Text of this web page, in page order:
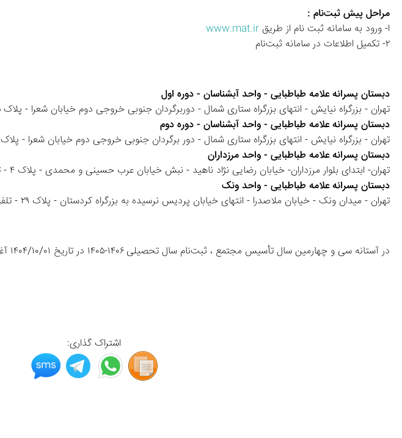
مراحل پیش ثبت‌نام :
ا- ورود به سامانه ثبت نام از طریق www.mat.ir
۲- تکمیل اطلاعات در سامانه ثبت‌نام
دبستان پسرانه علامه طباطبایی - واحد آبشناسان - دوره اول
تهران - بزرگراه نیایش - انتهای بزرگراه ستاری شمال - دوربرگردان جنوبی خروجی دوم خیابان شعرا - پلاک ۱۵ - تلفن : ۴۴۸۳۸۳۲۵-۴۴۸۳۸۳۲۰
دبستان پسرانه علامه طباطبایی - واحد آبشناسان - دوره دوم
تهران - بزرگراه نیایش - انتهای بزرگراه ستاری شمال - دور برگردان جنوبی خروجی دوم خیابان شعرا - پلاک ۱۵/۱ - تلفن : ۴۴۸۴۱۳۳۳ - ۴۴۸۴۱۳۳۲
دبستان پسرانه علامه طباطبایی - واحد مرزداران
تهران- ابتدای بلوار مرزداران- خیابان رضایی نژاد ناهید - نبش خیابان عرب حسینی و محمدی - پلاک ۴ - تلفن : ۴۴۲۲۵۴۹۲-۴۴۲۲۵۴۹۳
دبستان پسرانه علامه طباطبایی - واحد ونک
تهران - میدان ونک - خیابان ملاصدرا - انتهای خیابان پردیس نرسیده به بزرگراه کردستان - پلاک ۲۹ - تلفن : ۸۸۲۰۲۶۱۶-۸۸۲۰۲۳۵۰
در آستانه سی و چهارمین سال تأسیس مجتمع ، ثبت‌نام سال تحصیلی ۱۴۰۶-۱۴۰۵ در تاریخ ۱۴۰۴/۱۰/۰۱ آغاز می‌گردد.
اشتراک گذاری: